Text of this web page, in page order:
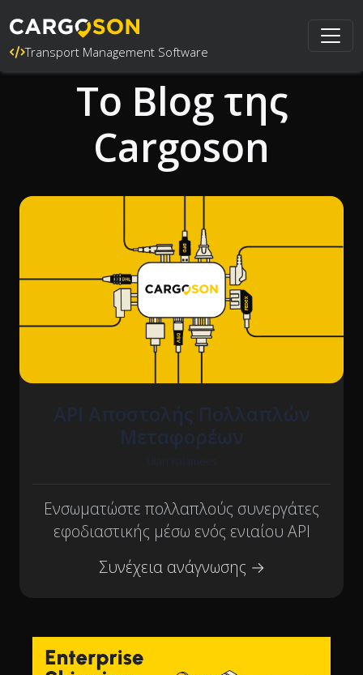
Transport Management Software
Το Blog της
Cargoson
API Αποστολής Πολλαπλών
Μεταφορέων
Ülari Kalamees
Ενσωματώστε πολλαπλούς συνεργάτες
εφοδιαστικής μέσω ενός ενιαίου API
Συνέχεια ανάγνωσης →